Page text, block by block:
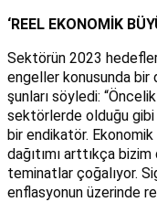
‘REEL EKONOMİK
Sektörün 2023
engeller konusunda bir
şunları söyledi:
sektörlerde olduğu gibi
bir endikatör.
dağıtımı arttıkça
teminatlar çoğalıyor.
enflasyonun üzerinde